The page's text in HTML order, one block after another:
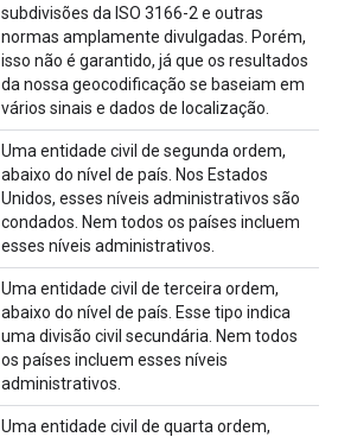
subdivisões da ISO 3166-2 e outras
normas amplamente divulgadas. Porém,
isso não é garantido, já que os resultados
da nossa geocodificação se baseiam em
vários sinais e dados de localização.
Uma entidade civil de segunda ordem,
abaixo do nível de país. Nos Estados
Unidos, esses níveis administrativos são
condados. Nem todos os países incluem
esses níveis administrativos.
Uma entidade civil de terceira ordem,
abaixo do nível de país. Esse tipo indica
uma divisão civil secundária. Nem todos
os países incluem esses níveis
administrativos.
Uma entidade civil de quarta ordem,